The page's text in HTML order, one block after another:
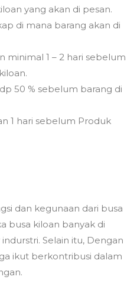
yang akan di pesan.
di mana barang akan di
minimal 1 – 2 hari sebelum
50 % sebelum barang di
1 hari sebelum Produk
dan kegunaan dari busa
busa kiloan banyak di
Selain itu, Dengan
ikut berkontribusi dalam